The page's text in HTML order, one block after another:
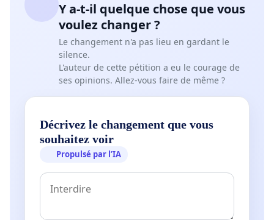
Y a-t-il quelque chose que vous
voulez changer ?
Le changement n'a pas lieu en gardant le
silence.
L'auteur de cette pétition a eu le courage de
ses opinions. Allez-vous faire de même ?
Décrivez le changement que vous
souhaitez voir
Propulsé par l’IA